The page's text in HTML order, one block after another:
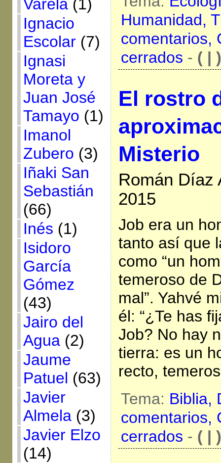
Varela(1)
Ignacio
Escolar(7)
Ignasi
Moreta y
Juan José
Tamayo (1)
Imanol
Zubero (3)
Iñaki San
Sebastián
(66)
Inés (1)
Isidoro
García
Gómez
(43)
Jairo del
Agua(2)
Jaume
Patuel (63)
Javier
Almela(3)
Javier Elzo
(14)
Humanidad,
comentarios,
cerrados - ( | )
El rostro
Misterio
Román Díaz
2015
Job era un
tanto así que
como “un
temeroso de
mal”. Yahvé
él: “¿Te has
Job? No hay
tierra: es un
recto,
Tema: Biblia,
comentarios,
cerrados - ( | )